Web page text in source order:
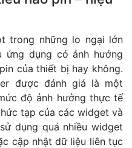
trong những lo ngại lớn
ứng dụng có ảnh hưởng
của thiết bị hay không.
được đánh giá là một
độ ảnh hưởng thực tế
tạp của các widget và
dụng quá nhiều widget
cập nhật dữ liệu liên tục